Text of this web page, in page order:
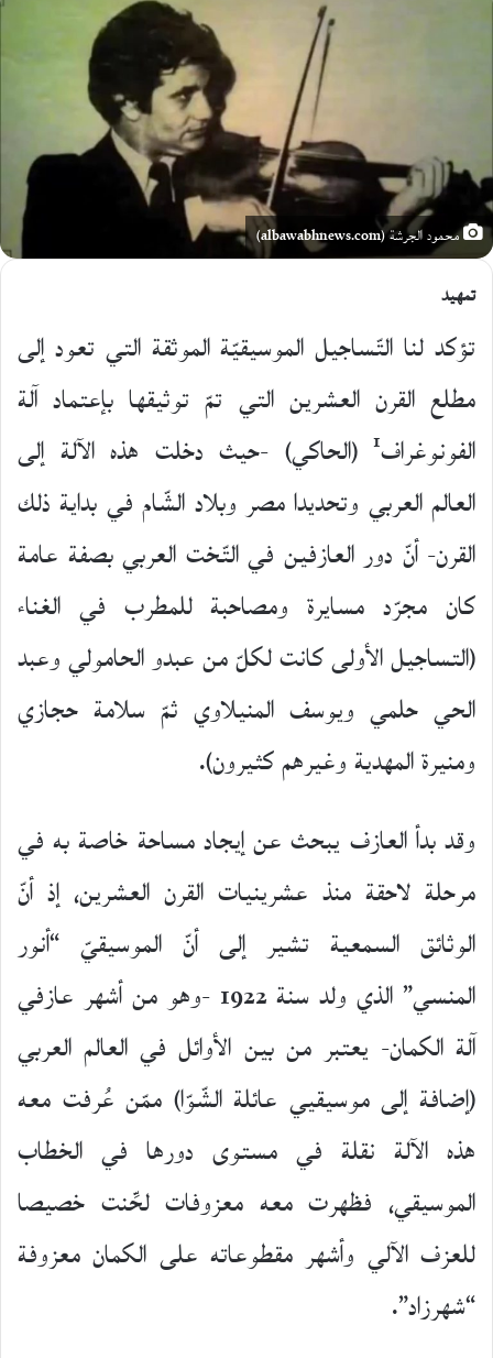
محمود الجرشة (albawabhnews.com)
تمهيد
تؤكد لنا التّساجيل الموسيقيّة الموثقة التي تعود إلى
مطلع القرن العشرين التي تمّ توثيقها بإعتماد آلة
الفونوغراف1 (الحاكي) -حيث دخلت هذه الآلة إلى
العالم العربي وتحديدا مصر وبلاد الشّام في بداية ذلك
القرن- أنّ دور العازفين في التّخت العربي بصفة عامة
كان مجرّد مسايرة ومصاحبة للمطرب في الغناء
(التساجيل الأولى كانت لكلّ من عبدو الحامولي وعبد
الحي حلمي ويوسف المنيلاوي ثمّ سلامة حجازي
ومنيرة المهدية وغيرهم كثيرون).
وقد بدأ العازف يبحث عن إيجاد مساحة خاصة به في
مرحلة لاحقة منذ عشرينيات القرن العشرين، إذ أنّ
الوثائق السمعية تشير إلى أنّ الموسيقيّ “أنور
المنسي” الذي ولد سنة 1922 -وهو من أشهر عازفي
آلة الكمان- يعتبر من بين الأوائل في العالم العربي
(إضافة إلى موسيقيي عائلة الشّوّا) ممّن عُرفت معه
هذه الآلة نقلة في مستوى دورها في الخطاب
الموسيقي، فظهرت معه معزوفات لحِّنت خصيصا
للعزف الآلي وأشهر مقطوعاته على الكمان معزوفة
“شهرزاد”.